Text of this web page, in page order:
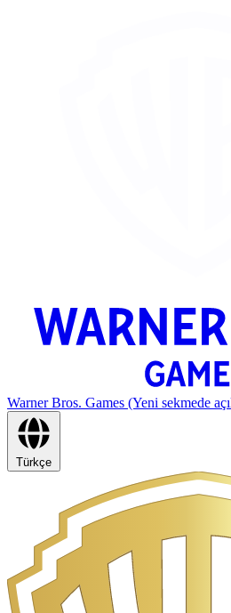
Warner Bros. Games (Yeni sekmede
Türkçe